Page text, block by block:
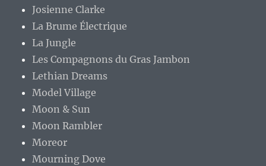
Josienne Clarke
La Brume Électrique
La Jungle
Les Compagnons du Gras Jambon
Lethian Dreams
Model Village
Moon & Sun
Moon Rambler
Moreor
Mourning Dove